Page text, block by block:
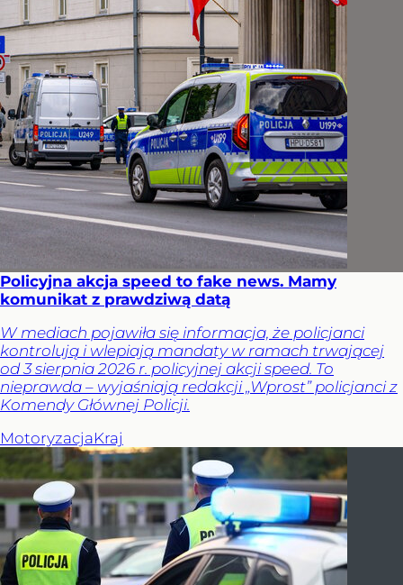
Policyjna akcja speed to fake news. Mamy
komunikat z prawdziwą datą
W mediach pojawiła się informacja, że policjanci
kontrolują i wlepiają mandaty w ramach trwającej
od 3 sierpnia 2026 r. policyjnej akcji speed. To
nieprawda – wyjaśniają redakcji „Wprost” policjanci z
Komendy Głównej Policji.
MotoryzacjaKraj